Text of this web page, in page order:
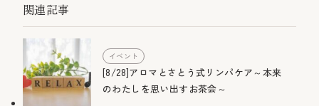
関連記事
イベント
[8/28]アロマとさとう式リンパケア～本来
のわたしを思い出すお茶会～